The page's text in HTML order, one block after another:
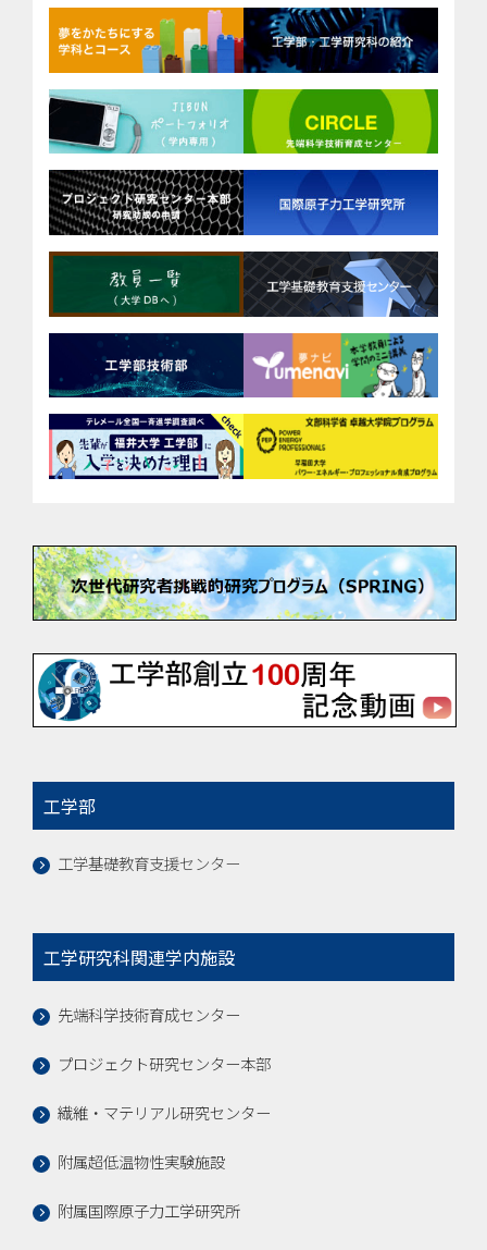
工学部
工学基礎教育支援センター
工学研究科関連学内施設
先端科学技術育成センター
プロジェクト研究センター本部
繊維・マテリアル研究センター
附属超低温物性実験施設
附属国際原子力工学研究所